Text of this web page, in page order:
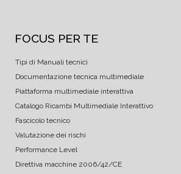
FOCUS PER TE
Tipi di Manuali tecnici
Documentazione tecnica multimediale
Piattaforma multimediale interattiva
Catalogo Ricambi Multimediale Interattivo
Fascicolo tecnico
Valutazione dei rischi
Performance Level
Direttiva macchine 2006/42/CE